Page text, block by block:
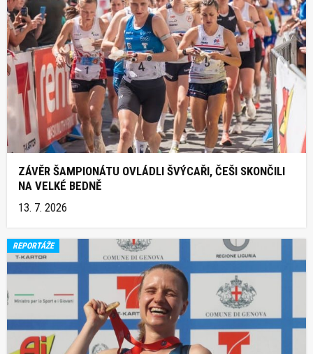
ZÁVĚR ŠAMPIONÁTU OVLÁDLI ŠVÝCAŘI, ČEŠI SKONČILI
NA VELKÉ BEDNĚ
13. 7. 2026
REPORTÁŽE